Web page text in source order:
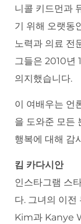
니콜 키드먼과
기 위해 오랫동
노력과 의료 전
그들은 2010년
의지했습니다.
이 여배우는 언
을 도와준 모든
행복에 대해 감
킴 카다시안
인스타그램 스
다. 그녀의 이전
Kim과 Kanye